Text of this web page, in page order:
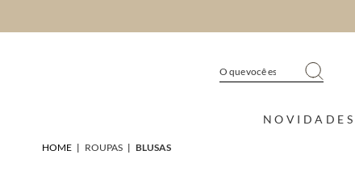
NOVIDADES
HOME | ROUPAS | BLUSAS